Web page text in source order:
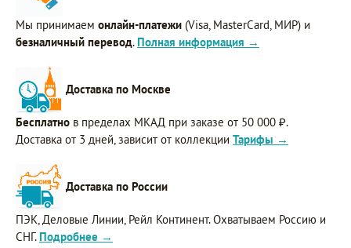
Мы принимаем онлайн-платежи (Visa, MasterCard, МИР) и
безналичный перевод. Полная информация →
Доставка по Москве
Бесплатно в пределах МКАД при заказе от 50 000 ₽.
Доставка от 3 дней, зависит от коллекции Тарифы →
Доставка по России
ПЭК, Деловые Линии, Рейл Континент. Охватываем Россию и
СНГ. Подробнее →